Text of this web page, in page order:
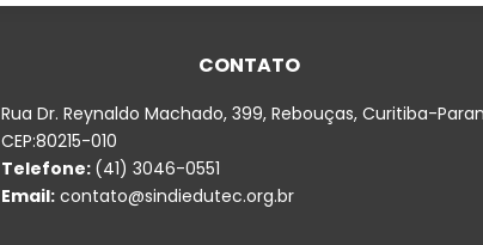
CONTATO
Rua Dr. Reynaldo Machado, 399, Rebouças, Curitiba-
CEP:80215-010
Telefone: (41) 3046-0551
Email: contato@sindiedutec.org.br